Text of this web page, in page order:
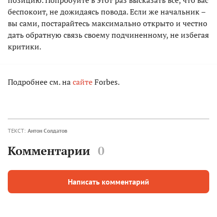
беспокоит, не дожидаясь повода. Если же начальник –
вы сами, постарайтесь максимально открыто и честно
дать обратную связь своему подчиненному, не избегая
критики.
Подробнее см. насайтеForbes.
ТЕКСТ: Антон Солдатов
Комментарии 0
Написать комментарий